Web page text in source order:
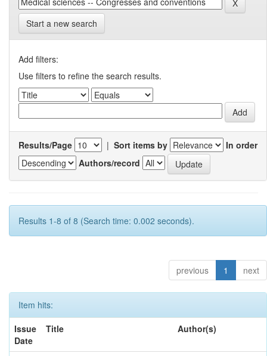
Start a new search
Add filters:
Use filters to refine the search results.
Results/Page | Sort items by
In order
Authors/record
Results 1-8 of 8 (Search time: 0.002 seconds).
previous 1 next
Item hits:
Issue
Date
Title Author(s)